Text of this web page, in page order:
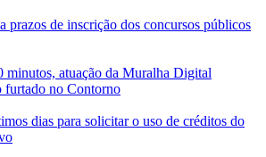
prazos de inscrição dos concursos públicos
minutos, atuação da Muralha Digital
furtado no Contorno
dias para solicitar o uso de créditos do